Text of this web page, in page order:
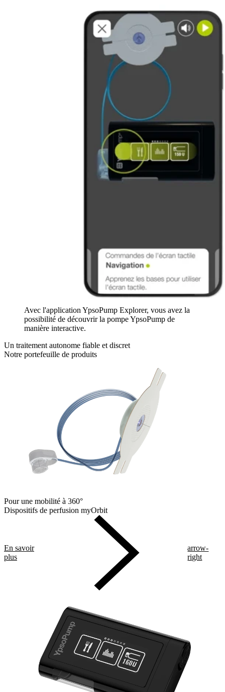
Avec l'application YpsoPump Explorer, vous avez la
possibilité de découvrir la pompe YpsoPump de
manière interactive.
Un traitement autonome fiable et discret
Notre portefeuille de produits
Pour une mobilité à 360°
Dispositifs de perfusion myOrbit
En savoir
plus
arrow-
right